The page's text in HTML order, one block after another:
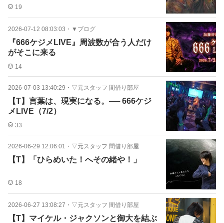
19
2026-07-12 08:03:03 ・ ▼ブログ
『666ケジメLIVE』周波数が合う人だけ
がそこに来る
14
2026-07-03 13:40:29 ・ ▽元スタッフ 間借り部屋
【T】言葉は、現実になる。── 666ケジ
メLIVE（7/2）
33
2026-06-29 12:06:01 ・ ▽元スタッフ 間借り部屋
【T】「ひらめいた！へその緒や！」
18
2026-06-27 13:08:27 ・ ▽元スタッフ 間借り部屋
【T】マイケル・ジャクソンと御大を結ぶ